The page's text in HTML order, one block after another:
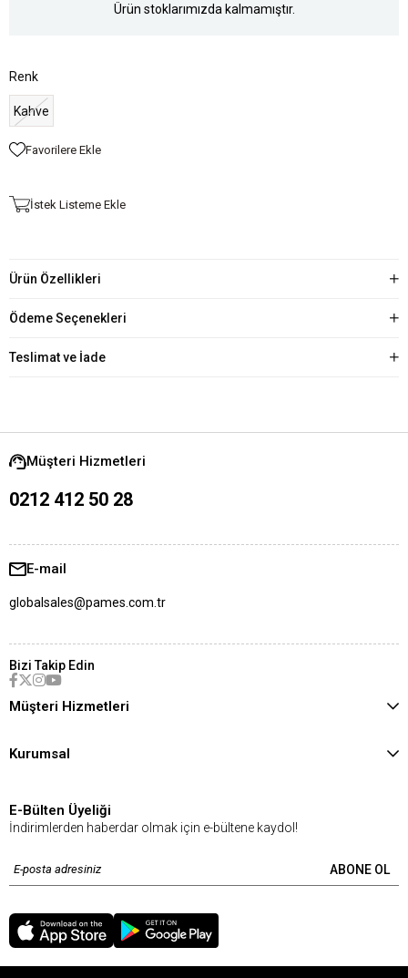
Ürün stoklarımızda kalmamıştır.
Renk
Kahve
Favorilere Ekle
İstek Listeme Ekle
Ürün Özellikleri
Ödeme Seçenekleri
Teslimat ve İade
Müşteri Hizmetleri
0212 412 50 28
E-mail
globalsales@pames.com.tr
Bizi Takip Edin
Müşteri Hizmetleri
Kurumsal
E-Bülten Üyeliği
İndirimlerden haberdar olmak için e-bültene kaydol!
ABONE OL